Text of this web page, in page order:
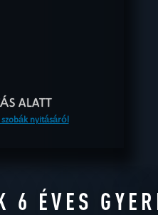
ALATT
nyitásáról
ÉVES